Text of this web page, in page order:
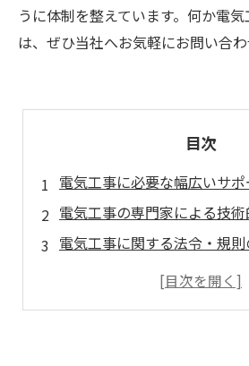
うに体制を整えています。何か電
は、ぜひ当社へお気軽にお問い合わ
目次
電気工事に必要な幅広いサ
電気工事の専門家による技
電気工事に関する法令・規
電気工事の品質管理について